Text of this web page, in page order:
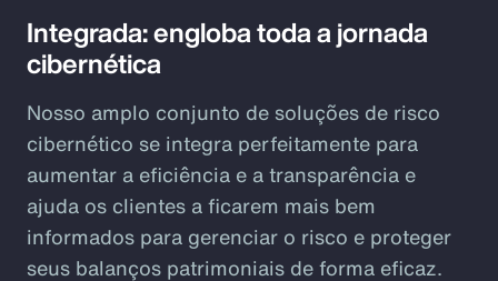
Integrada: engloba toda a jornada
cibernética
Nosso amplo conjunto de soluções de risco
cibernético se integra perfeitamente para
aumentar a eficiência e a transparência e
ajuda os clientes a ficarem mais bem
informados para gerenciar o risco e proteger
seus balanços patrimoniais de forma eficaz.